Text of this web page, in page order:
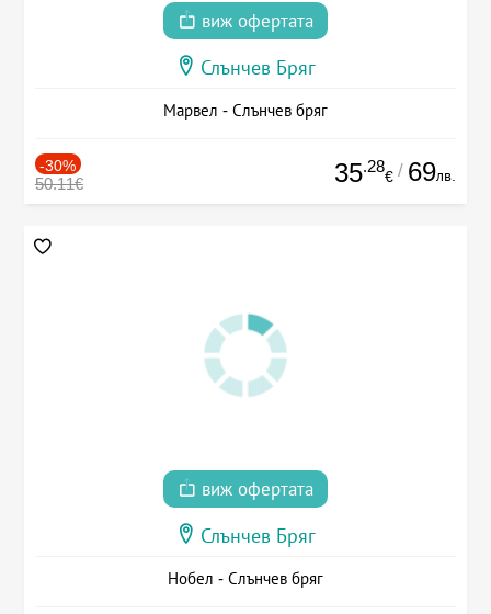
виж офертата
Слънчев Бряг
Марвел - Слънчев бряг
-30%
50.11€ 35.28
€ / 69лв.
виж офертата
Слънчев Бряг
Нобел - Слънчев бряг